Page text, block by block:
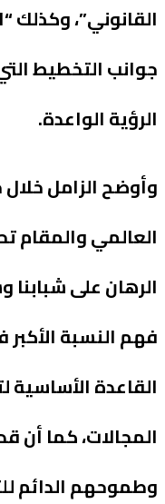
القانوني”،
جوانب التخطيط
الرؤية الواعدة.
وأوضح الزامل
العالمي والمقام
الرهان على شبابنا
فهم النسبة الأكبر
القاعدة الأساسية
المجالات، كما أن
وطموحهم الدائم